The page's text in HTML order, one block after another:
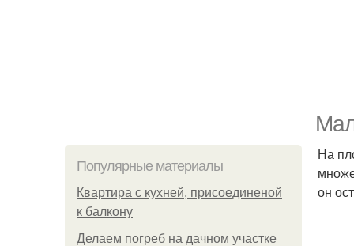
Популярные материалы
Квартира с кухней, присоединеной
к балкону
Делаем погреб на дачном участке
На
он